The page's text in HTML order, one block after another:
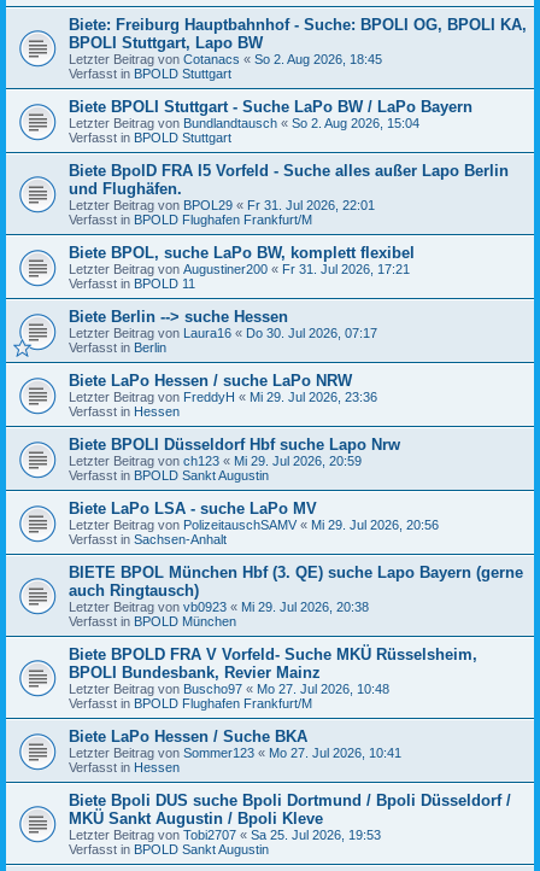
Biete: Freiburg Hauptbahnhof - Suche: BPOLI OG, BPOLI KA,
BPOLI Stuttgart, Lapo BW
Letzter Beitrag von Cotanacs « So 2. Aug 2026, 18:45
Verfasst in BPOLD Stuttgart
Biete BPOLI Stuttgart - Suche LaPo BW / LaPo Bayern
Letzter Beitrag von Bundlandtausch « So 2. Aug 2026, 15:04
Verfasst in BPOLD Stuttgart
Biete BpolD FRA I5 Vorfeld - Suche alles außer Lapo Berlin
und Flughäfen.
Letzter Beitrag von BPOL29 « Fr 31. Jul 2026, 22:01
Verfasst in BPOLD Flughafen Frankfurt/M
Biete BPOL, suche LaPo BW, komplett flexibel
Letzter Beitrag von Augustiner200 « Fr 31. Jul 2026, 17:21
Verfasst in BPOLD 11
Biete Berlin --> suche Hessen
Letzter Beitrag von Laura16 « Do 30. Jul 2026, 07:17
Verfasst in Berlin
Biete LaPo Hessen / suche LaPo NRW
Letzter Beitrag von FreddyH « Mi 29. Jul 2026, 23:36
Verfasst in Hessen
Biete BPOLI Düsseldorf Hbf suche Lapo Nrw
Letzter Beitrag von ch123 « Mi 29. Jul 2026, 20:59
Verfasst in BPOLD Sankt Augustin
Biete LaPo LSA - suche LaPo MV
Letzter Beitrag von PolizeitauschSAMV « Mi 29. Jul 2026, 20:56
Verfasst in Sachsen-Anhalt
BIETE BPOL München Hbf (3. QE) suche Lapo Bayern (gerne
auch Ringtausch)
Letzter Beitrag von vb0923 « Mi 29. Jul 2026, 20:38
Verfasst in BPOLD München
Biete BPOLD FRA V Vorfeld- Suche MKÜ Rüsselsheim,
BPOLI Bundesbank, Revier Mainz
Letzter Beitrag von Buscho97 « Mo 27. Jul 2026, 10:48
Verfasst in BPOLD Flughafen Frankfurt/M
Biete LaPo Hessen / Suche BKA
Letzter Beitrag von Sommer123 « Mo 27. Jul 2026, 10:41
Verfasst in Hessen
Biete Bpoli DUS suche Bpoli Dortmund / Bpoli Düsseldorf /
MKÜ Sankt Augustin / Bpoli Kleve
Letzter Beitrag von Tobi2707 « Sa 25. Jul 2026, 19:53
Verfasst in BPOLD Sankt Augustin